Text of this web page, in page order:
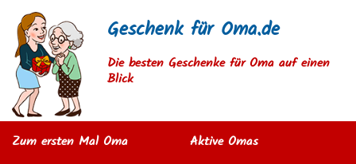
Geschenk für Oma.de
Die besten Geschenke für Oma auf einen
Blick
Zum ersten Mal Oma
Aktive Omas